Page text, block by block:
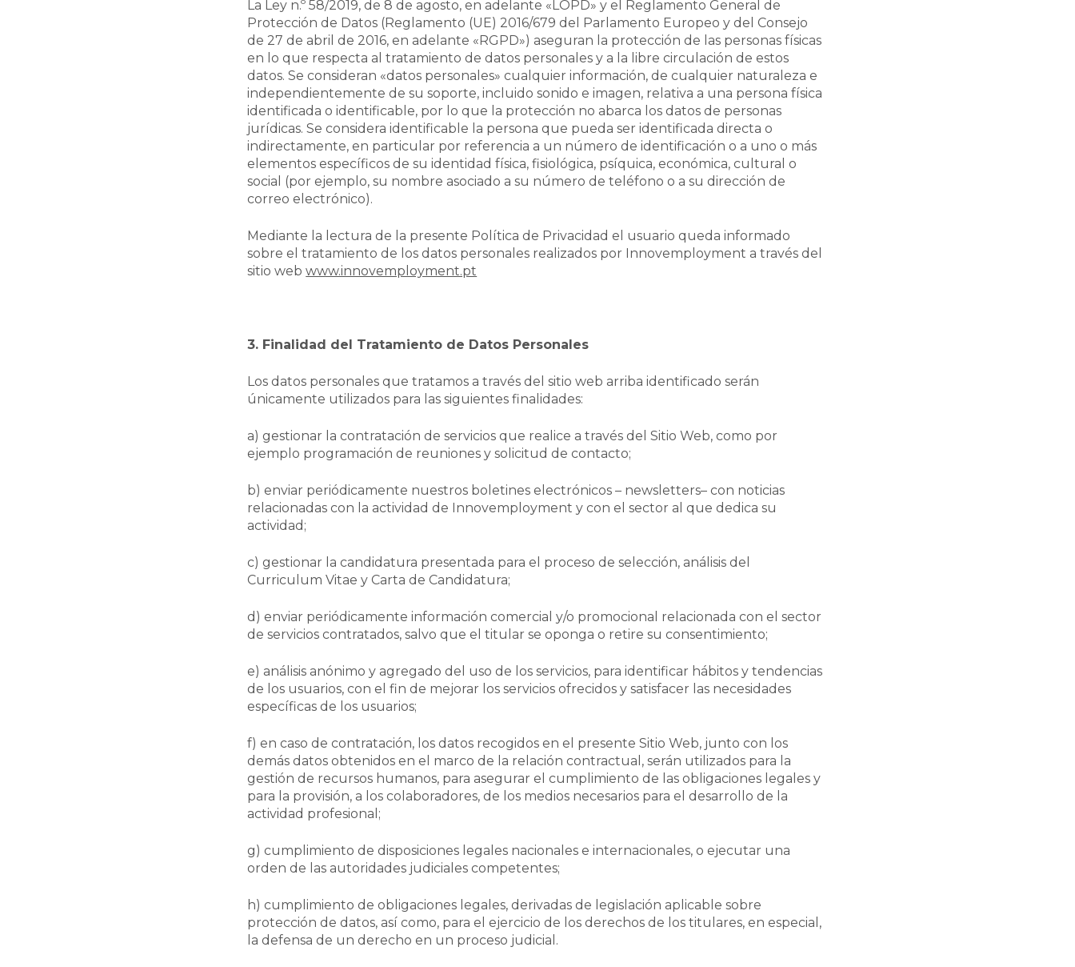
NO HAY PRODUCTOS EN EL
CARRITO.
Voltar
La Ley n.º 58/2019, de 8 de agosto, en adelante «LOPD» y el Reglamento General de
Protección de Datos (Reglamento (UE) 2016/679 del Parlamento Europeo y del Consejo
de 27 de abril de 2016, en adelante «RGPD») aseguran la protección de las personas físicas
en lo que respecta al tratamiento de datos personales y a la libre circulación de estos
datos. Se consideran «datos personales» cualquier información, de cualquier naturaleza e
independientemente de su soporte, incluido sonido e imagen, relativa a una persona física
identificada o identificable, por lo que la protección no abarca los datos de personas
jurídicas. Se considera identificable la persona que pueda ser identificada directa o
indirectamente, en particular por referencia a un número de identificación o a uno o más
elementos específicos de su identidad física, fisiológica, psíquica, económica, cultural o
social (por ejemplo, su nombre asociado a su número de teléfono o a su dirección de
correo electrónico).
Mediante la lectura de la presente Política de Privacidad el usuario queda informado
sobre el tratamiento de los datos personales realizados por Innovemployment a través del
sitio webwww.innovemployment.pt
3. Finalidad del Tratamiento de Datos Personales
Los datos personales que tratamos a través del sitio web arriba identificado serán
únicamente utilizados para las siguientes finalidades:
a) gestionar la contratación de servicios que realice a través delSitio Web, como por
ejemplo programación de reuniones y solicitud de contacto;
b) enviar periódicamente nuestros boletines electrónicos – newsletters– con noticias
relacionadas con la actividad de Innovemployment y con el sector al que dedica su
actividad;
c) gestionar la candidatura presentada para el proceso de selección, análisis del
Curriculum Vitae y Carta de Candidatura;
d) enviar periódicamente información comercial y/o promocional relacionada con el sector
de servicios contratados, salvo que el titular se oponga o retire su consentimiento;
e) análisis anónimo y agregado del uso de los servicios, para identificar hábitos y tendencias
de los usuarios, con el fin de mejorar los servicios ofrecidos y satisfacer las necesidades
específicas de los usuarios;
f) en caso de contratación, los datos recogidos en el presenteSitio Web, junto con los
demás datos obtenidos en el marco de la relación contractual, serán utilizados para la
gestión de recursos humanos, para asegurar el cumplimiento de las obligaciones legales y
para la provisión, a los colaboradores, de los medios necesarios para el desarrollo de la
actividad profesional;
g) cumplimiento de disposiciones legales nacionales e internacionales, o ejecutar una
orden de las autoridades judiciales competentes;
h) cumplimiento de obligaciones legales, derivadas de legislación aplicable sobre
protección de datos, así como, para el ejercicio de los derechos de los titulares, en especial,
la defensa de un derecho en un proceso judicial.